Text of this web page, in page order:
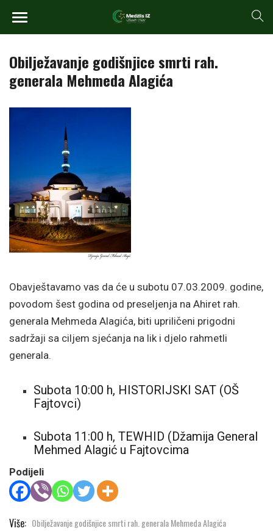
Obilježavanje godišnjice smrti rah.
generala Mehmeda Alagića
Obavještavamo vas da će u subotu 07.03.2009. godine,
povodom šest godina od preseljenja na Ahiret rah.
generala Mehmeda Alagića, biti upriličeni prigodni
sadržaji sa ciljem sjećanja na lik i djelo rahmetli
generala.
Subota 10:00 h, HISTORIJSKI SAT (OŠ
Fajtovci)
Subota 11:00 h, TEWHID (Džamija General
Mehmed Alagić u Fajtovcima
Podijeli
Više: Obilježavanje godišnjice smrti rah. generala Mehmeda Alagića